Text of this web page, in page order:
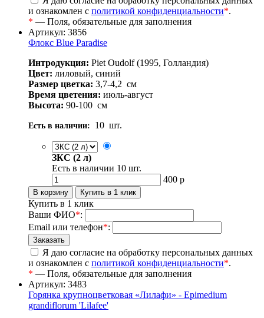
и ознакомлен с политикой конфиденциальности*.
* — Поля, обязательные для заполнения
Артикул: 3856
Флокс Blue Paradise
Интродукция: Piet Oudolf (1995, Голландия)
Цвет: лиловый, синий
Размер цветка: 3,7-4,2 см
Время цветения: июль-август
Высота: 90-100 см
Есть в наличии: 10 шт.
ЗКС (2 л)
Есть в наличии 10 шт.
400 р
Купить в 1 клик
Ваши ФИО*:
Email или телефон*:
Я даю согласие на обработку персональных данных
и ознакомлен с политикой конфиденциальности*.
* — Поля, обязательные для заполнения
Артикул: 3483
Горянка крупноцветковая «Лилафи» - Epimedium
grandiflorum 'Lilafee'